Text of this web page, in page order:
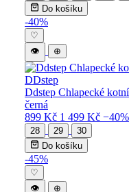
Do košíku
-40%
♡
👁
⊕
DDstep
Ddstep Chlapecké
černá
899 Kč 1 499 Kč −40%
28 29
30
Do košíku
-45%
♡
👁
⊕